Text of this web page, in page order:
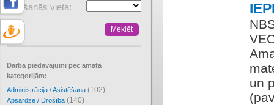
Atrašanās vieta:
Darba piedāvājumi pēc amata
kategorijām:
Administrācija / Asistēšana (102)
Apsardze / Drošība (140)
un